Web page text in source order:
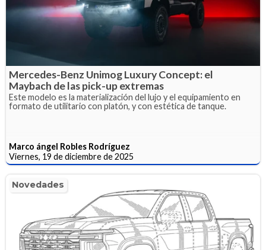
Mercedes-Benz Unimog Luxury Concept: el
Maybach de las pick-up extremas
Este modelo es la materialización del lujo y el equipamiento en
formato de utilitario con platón, y con estética de tanque.
Marco ángel Robles Rodríguez
Viernes, 19 de diciembre de 2025
Novedades